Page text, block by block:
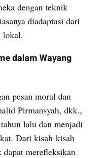
dengan teknik
diadaptasi dari
lokal.
dalam Wayang
pesan moral dan
Pirmansyah, dkk.,
lalu dan menjadi
Dari kisah-kisah
merefleksikan